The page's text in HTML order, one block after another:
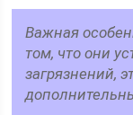
Важная
том, что они
загрязнений,